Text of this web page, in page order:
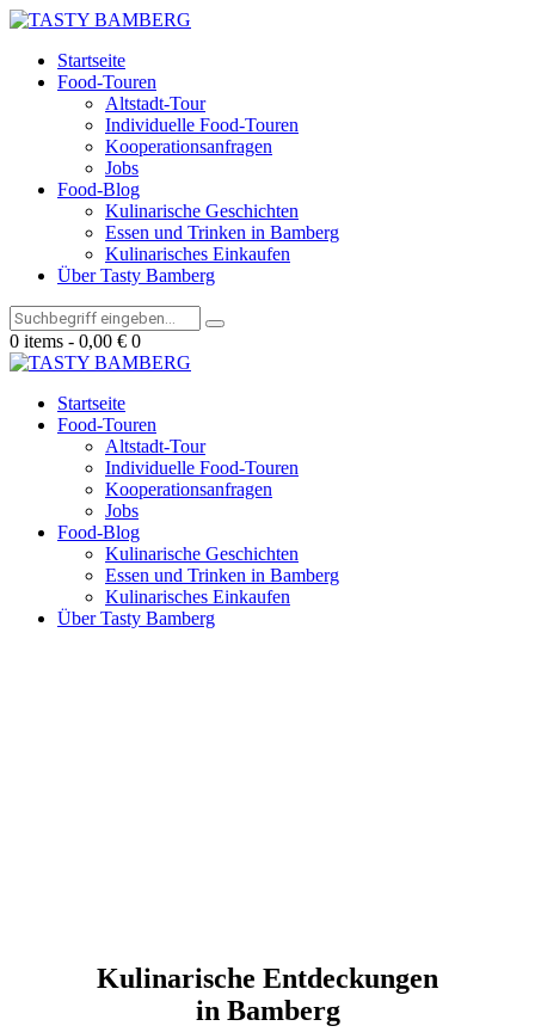
Startseite
Food-Touren
Altstadt-Tour
Individuelle Food-Touren
Kooperationsanfragen
Jobs
Food-Blog
Kulinarische Geschichten
Essen und Trinken in Bamberg
Kulinarisches Einkaufen
Über Tasty Bamberg
0 items - 0,00 € 0
Startseite
Food-Touren
Altstadt-Tour
Individuelle Food-Touren
Kooperationsanfragen
Jobs
Food-Blog
Kulinarische Geschichten
Essen und Trinken in Bamberg
Kulinarisches Einkaufen
Über Tasty Bamberg
Kulinarische Entdeckungen
in Bamberg